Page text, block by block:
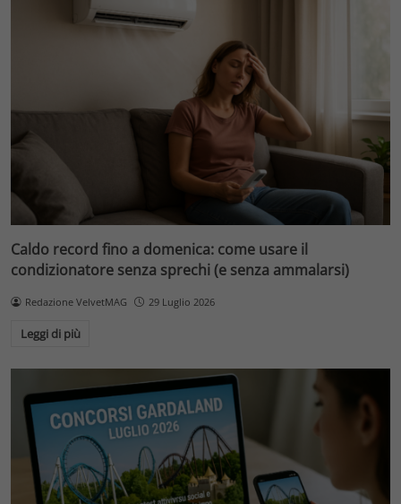
Caldo record fino a domenica: come usare il
condizionatore senza sprechi (e senza ammalarsi)
Redazione VelvetMAG 29 Luglio 2026
Leggi di più